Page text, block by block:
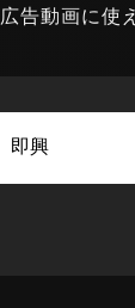
告動画に使